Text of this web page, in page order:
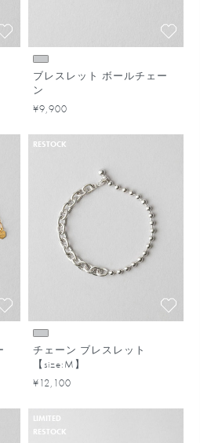
ブレスレット ボールチェー
ン
¥9,900
RESTOCK
チェーン ブレスレット
【size:M】
¥12,100
LIMITED
RESTOCK